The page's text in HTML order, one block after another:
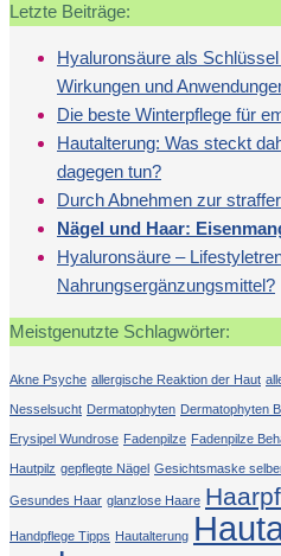
Letzte Beiträge:
Hyaluronsäure als
Wirkungen und
Die beste Winterpflege für
Hautalterung: Was steckt
dagegen tun?
Durch Abnehmen zur
Nägel und Haar:
Hyaluronsäure –
Nahrungsergänzungsmittel?
Meistgenutzte Schlagwörter:
Akne Psyche allergische Reaktion der Haut
Nesselsucht Dermatophyten Dermatophyten
Erysipel Wundrose Fadenpilze Fadenpilze
Hautpilz gepflegte Nägel Gesichtsmaske
Gesundes Haar glanzlose Haare
Handpflege Tipps Hautalterung